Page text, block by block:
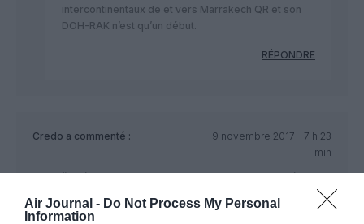
Air Journal - Do Not Process My Personal
Information
intercontinentaux de et vers Marrakech QR et son
DOH-RAK n’est qu’un début.
RÉPONDRE
Credo a commenté :
9 novembre 2017 - 7 h 23
min
Jusqu’à présent vous ne voulez tjr pas desservir Lomé ll
sont desservis en Afrique de l ouest à part le Togo. Y a t il un